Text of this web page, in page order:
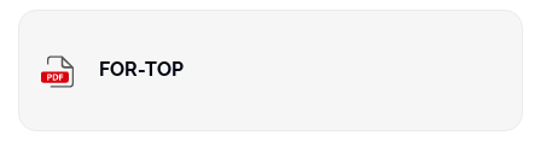
FOR-TOP